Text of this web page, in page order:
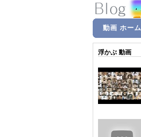
動画 ホーム
浮かぶ 動画